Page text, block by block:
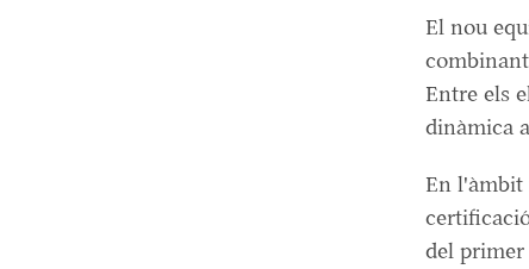
El nou
Entre els
dinàmica
En l'àmbit
del primer